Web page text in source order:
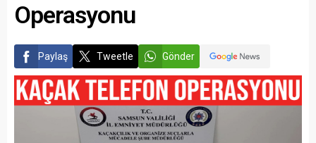
Operasyonu
Paylaş Tweetle Gönder